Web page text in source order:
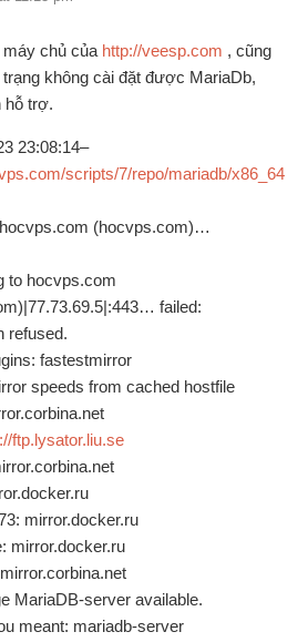
chủ của http://veesp.com , cũng
không cài đặt được MariaDb,
hỗ trợ.
23:08:14–
scripts/7/repo/mariadb/x86_64
(hocvps.com)…
to hocvps.com
failed:
refused.
fastestmirror
speeds from cached hostfile
ftp.lysator.liu.se
mirror.docker.ru
mirror.docker.ru
MariaDB-server available.
meant: mariadb-server